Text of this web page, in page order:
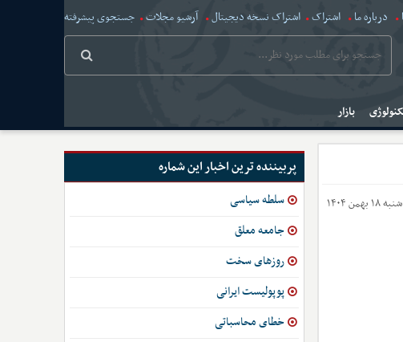
درباره ما اشتراک اشتراک نسخه دیجیتال آرشیو مجلات جستجوی پیشرفته
بازار
شنبه ۱۸ بهمن ۱۴۰۴
پربیننده ترین اخبار این شماره
سلطه سیاسی
جامعه معلق
روزهای سخت
پوپولیست ایرانی
خطای محاسباتی